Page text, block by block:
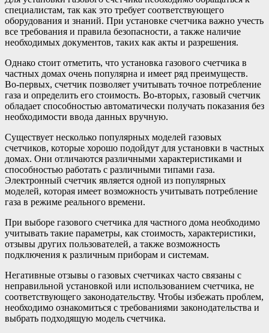
специалистам, так как это требует соответствующего
оборудования и знаний. При установке счетчика важно учесть
все требования и правила безопасности, а также наличие
необходимых документов, таких как акты и разрешения.
Однако стоит отметить, что установка газового счетчика в
частных домах очень популярна и имеет ряд преимуществ.
Во-первых, счетчик позволяет учитывать точное потребление
газа и определить его стоимость. Во-вторых, газовый счетчик
обладает способностью автоматически получать показания без
необходимости ввода данных вручную.
Существует несколько популярных моделей газовых
счетчиков, которые хорошо подойдут для установки в частных
домах. Они отличаются различными характеристиками и
способностью работать с различными типами газа.
Электронный счетчик является одной из популярных
моделей, которая имеет возможность учитывать потребление
газа в режиме реального времени.
При выборе газового счетчика для частного дома необходимо
учитывать такие параметры, как стоимость, характеристики,
отзывы других пользователей, а также возможность
подключения к различным приборам и системам.
Негативные отзывы о газовых счетчиках часто связаны с
неправильной установкой или использованием счетчика, не
соответствующего законодательству. Чтобы избежать проблем,
необходимо ознакомиться с требованиями законодательства и
выбрать подходящую модель счетчика.